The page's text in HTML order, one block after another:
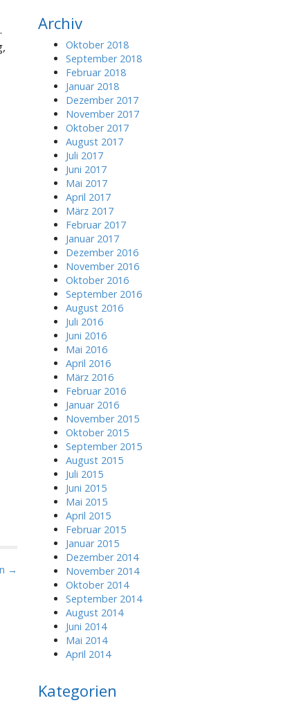
→
c
Archiv
Oktober 2018
September 2018
Februar 2018
Januar 2018
Dezember 2017
November 2017
Oktober 2017
August 2017
Juli 2017
Juni 2017
Mai 2017
April 2017
März 2017
Februar 2017
Januar 2017
Dezember 2016
November 2016
Oktober 2016
September 2016
August 2016
Juli 2016
Juni 2016
Mai 2016
April 2016
März 2016
Februar 2016
Januar 2016
November 2015
Oktober 2015
September 2015
August 2015
Juli 2015
Juni 2015
Mai 2015
April 2015
Februar 2015
Januar 2015
Dezember 2014
November 2014
Oktober 2014
September 2014
August 2014
Juni 2014
Mai 2014
April 2014
Kategorien